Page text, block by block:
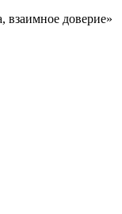
взаимное доверие»